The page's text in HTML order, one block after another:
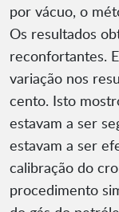
por vácuo, o
Os resultados
reconfortantes.
variação nos
cento. Isto
estavam a ser
estavam a ser
calibração do
procedimento